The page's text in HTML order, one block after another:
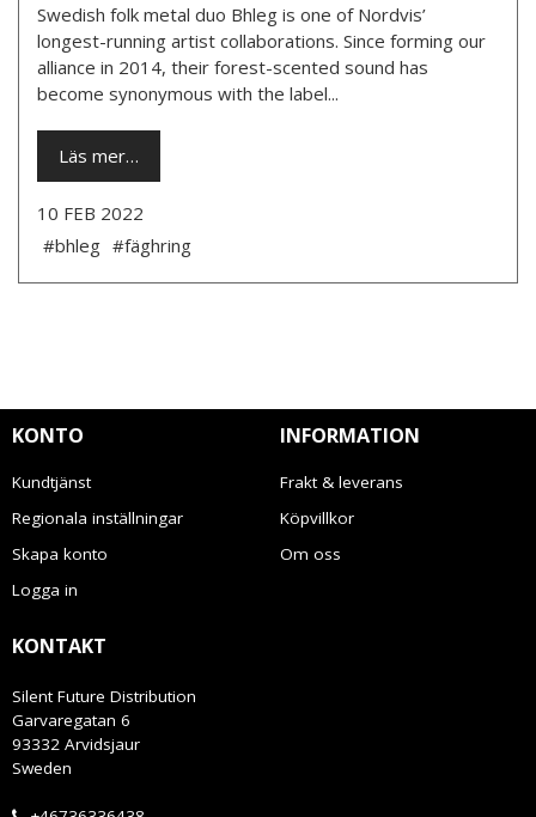
­Swedish folk metal duo Bhleg is one of Nordvis’
longest-running artist collaborations. Since forming our
alliance in 2014, their forest-scented sound has
become synonymous with the label...
Läs mer…
10 FEB 2022
#bhleg #fäghring
KONTO
Kundtjänst
Regionala inställningar
Skapa konto
Logga in
INFORMATION
Frakt & leverans
Köpvillkor
Om oss
KONTAKT
Silent Future Distribution
Garvaregatan 6
93332 Arvidsjaur
Sweden